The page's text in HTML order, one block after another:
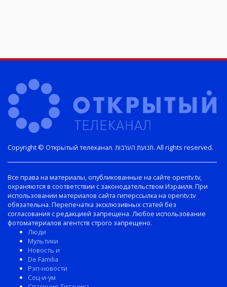
Copyright © Открытый телеканал. תנועת הערבות. All rights reserved.
Все права на материалы, опубликованные на сайте opentv.tv,
охраняются в соответствии с законодательством Израиля. При
использовании материалов сайта гиперссылка на opentv.tv
обязательна. Перепечатка эксклюзивных статей без
согласования с редакцией запрещена. Любое использование
фотоматериалов агентств строго запрещено.
Люди
Мультики
Новость и
De Familia
Рэп-новости
Соц-и-ум